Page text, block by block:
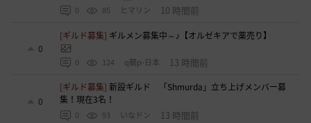
0 85 ヒマリン 10 時間前
0
[ギルド募集] ギルメン募集中～♪【オルゼキアで薬売り】
0 124 q鵺p-日本 13 時間前
0
[ギルド募集]新設ギルド 「Shmurda」立ち上げメンバー募
集！現在3名！
0 93 いなドン 13 時間前